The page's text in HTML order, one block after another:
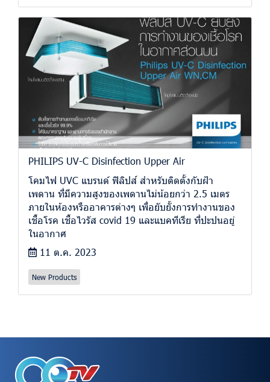
PHILIPS UV-C Disinfection Upper Air
โคมไฟ UVC แบรนด์ ฟิลิปส์ สำหรับติดตั้งกับฝ้า
เพดาน ที่มีความสูงของเพดานไม่น้อยกว่า 2.5 เมตร
ภายในห้องหรืออาคารต่างๆ เพื่อยับยั้งการทำงานของ
เชื้อโรค เชื้อไวรัส covid 19 และแบคทีเรีย ที่ปะปนอยู่
ในอากาศ
11 ต.ค. 2023
New Products